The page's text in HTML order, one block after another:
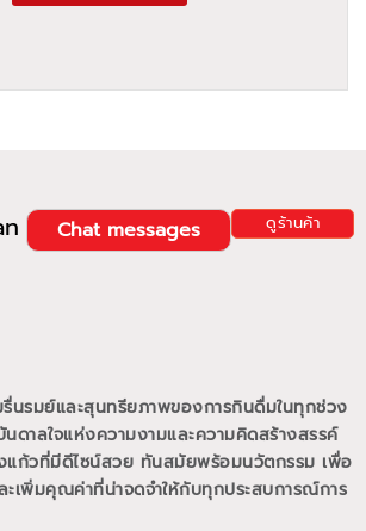
ดูร้านค้า
Chat messages
นรมย์และสุนทรียภาพของการกินดื่มในทุกช่วง
ดาลใจแห่งความงามและความคิดสร้างสรรค์
งแก้วที่มีดีไซน์สวย ทันสมัยพร้อมนวัตกรรม เพื่อ
ะเพิ่มคุณค่าที่น่าจดจำให้กับทุกประสบการณ์การ